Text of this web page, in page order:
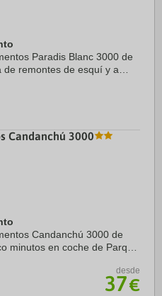
Paradis Blanc 3000 de
de remontes de esquí y a
de ...
Candanchú 3000
Candanchú 3000 de
minutos en coche de Parque
desde
37€